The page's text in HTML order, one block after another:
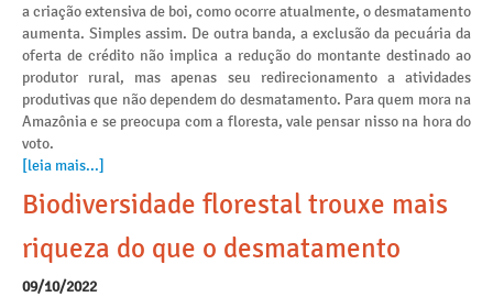
a criação extensiva de boi, como ocorre atualmente, o desmatamento
aumenta. Simples assim. De outra banda, a exclusão da pecuária da
oferta de crédito não implica a redução do montante destinado ao
produtor rural, mas apenas seu redirecionamento a atividades
produtivas que não dependem do desmatamento. Para quem mora na
Amazônia e se preocupa com a floresta, vale pensar nisso na hora do
voto.
[leia mais...]
Biodiversidade florestal trouxe mais
riqueza do que o desmatamento
09/10/2022